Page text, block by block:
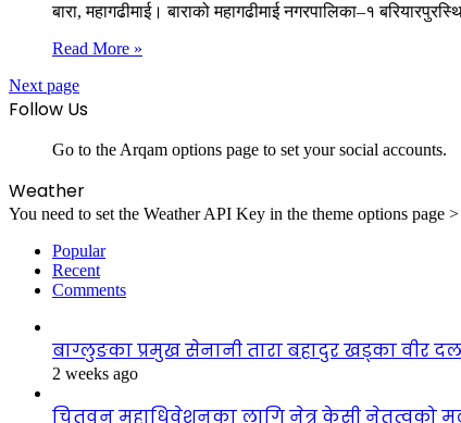
बारा, महागढीमाई। बाराको महागढीमाई नगरपालिका–१
Read More »
Next page
Follow Us
Go to the Arqam options page to set your social accounts.
Weather
You need to set the Weather API Key in the theme options page
Popular
Recent
Comments
बाग्लुङका प्रमुख सेनानी तारा बहादुर खड्का वीर
2 weeks ago
चितवन महाधिवेशनका लागि नेत्र केसी नेतृत्वको